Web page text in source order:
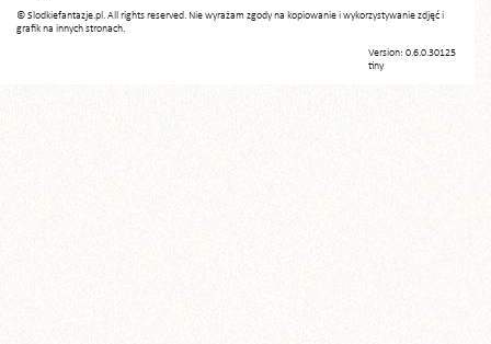
© Slodkiefantazje.pl. All rights reserved. Nie wyrażam zgody na kopiowanie i wykorzystywanie zdjęć i
grafik na innych stronach.
Version: 0.6.0.30125
tiny